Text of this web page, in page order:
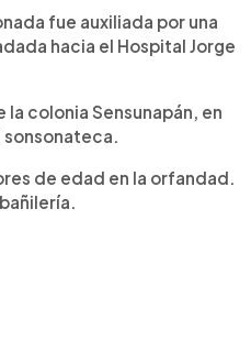
fue auxiliada por una
hacia el Hospital Jorge
la colonia Sensunapán, en
de edad en la orfandad.